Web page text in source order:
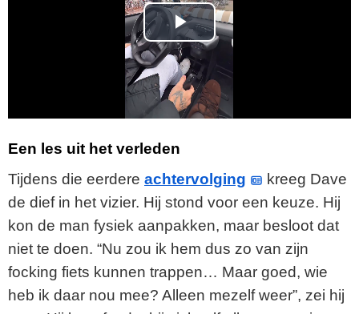
P
l
a
V
i
d
e
Een les uit het verleden
Tijdens die eerdere achtervolging
kreeg Dave
de dief in het vizier. Hij stond voor een keuze. Hij
kon de man fysiek aanpakken, maar besloot dat
niet te doen. “Nu zou ik hem dus zo van zijn
focking fiets kunnen trappen… Maar goed, wie
heb ik daar nou mee? Alleen mezelf weer”, zei hij